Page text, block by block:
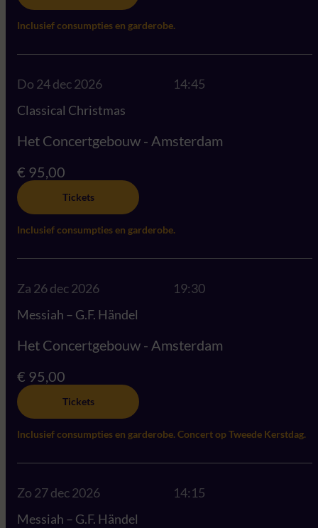
Inclusief consumpties en garderobe.
Do 24 dec 2026
14:45
Classical Christmas
Het Concertgebouw - Amsterdam
€ 95,00
Tickets
Inclusief consumpties en garderobe.
Za 26 dec 2026
19:30
Messiah – G.F. Händel
Het Concertgebouw - Amsterdam
€ 95,00
Tickets
Inclusief consumpties en garderobe. Concert op Tweede Kerstdag.
Zo 27 dec 2026
14:15
Messiah – G.F. Händel